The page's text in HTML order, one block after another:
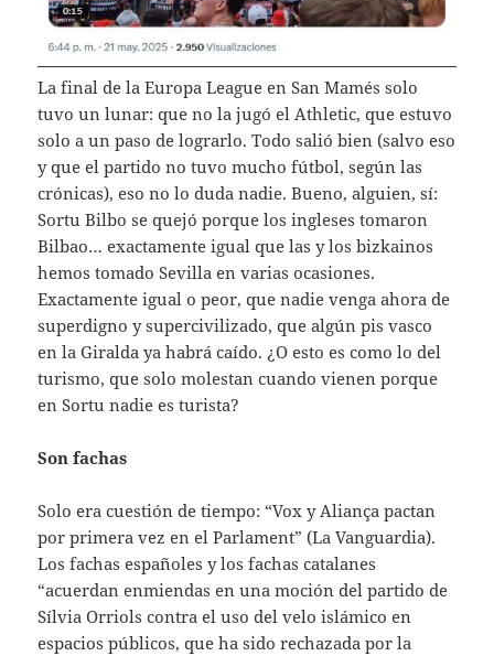
La final de la Europa League en San Mamés solo
tuvo un lunar: que no la jugó el Athletic, que estuvo
solo a un paso de lograrlo. Todo salió bien (salvo eso
y que el partido no tuvo mucho fútbol, según las
crónicas), eso no lo duda nadie. Bueno, alguien, sí:
Sortu Bilbo se quejó porque los ingleses tomaron
Bilbao… exactamente igual que las y los bizkainos
hemos tomado Sevilla en varias ocasiones.
Exactamente igual o peor, que nadie venga ahora de
superdigno y supercivilizado, que algún pis vasco
en la Giralda ya habrá caído. ¿O esto es como lo del
turismo, que solo molestan cuando vienen porque
en Sortu nadie es turista?
Son fachas
Solo era cuestión de tiempo: “Vox y Aliança pactan
por primera vez en el Parlament” (La Vanguardia).
Los fachas españoles y los fachas catalanes
“acuerdan enmiendas en una moción del partido de
Sílvia Orriols contra el uso del velo islámico en
espacios públicos, que ha sido rechazada por la